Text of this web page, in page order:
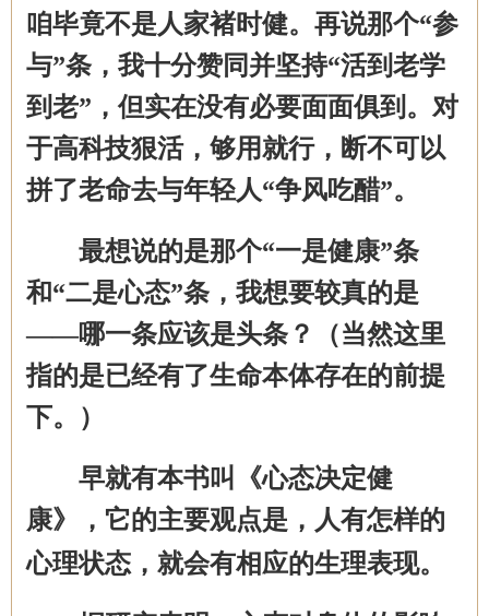
咱毕竟不是人家褚时健。再说那个“参
与”条，我十分赞同并坚持“活到老学
到老”，但实在没有必要面面俱到。对
于高科技狠活，够用就行，断不可以
拼了老命去与年轻人“争风吃醋”。
最想说的是那个“一是健康”条
和“二是心态”条，我想要较真的是
——哪一条应该是头条？（当然这里
指的是已经有了生命本体存在的前提
下。）
早就有本书叫《心态决定健
康》，它的主要观点是， 人有怎样的
心理状态，就会有相应的生理表现。